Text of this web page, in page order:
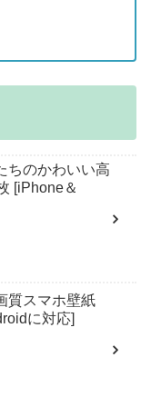
ちのかわいい高
[iPhone＆
質スマホ壁紙
に対応]